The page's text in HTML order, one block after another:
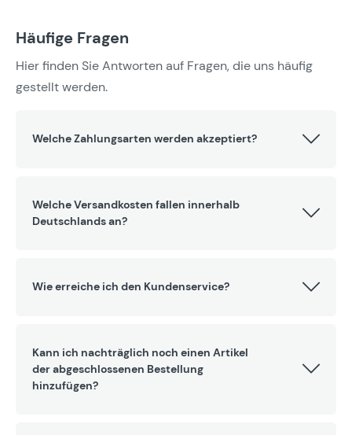
Häufige Fragen
Hier finden Sie Antworten auf Fragen, die uns häufig
gestellt werden.
Welche Zahlungsarten werden akzeptiert?
Welche Versandkosten fallen innerhalb
Deutschlands an?
Wie erreiche ich den Kundenservice?
Kann ich nachträglich noch einen Artikel
der abgeschlossenen Bestellung
hinzufügen?